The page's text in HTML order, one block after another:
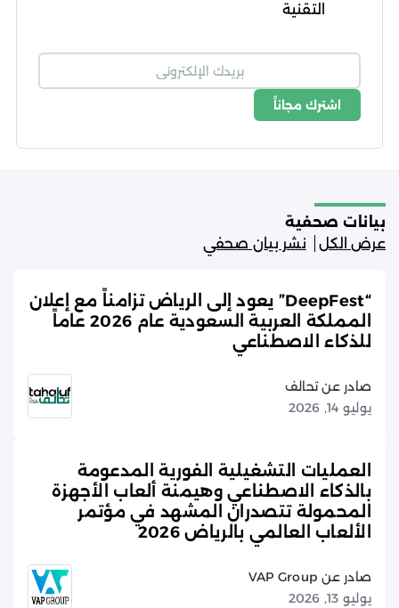
التقنية
اشترك مجاناً
بيانات صحفية
عرض الكل
نشر بيان صحفي
“DeepFest” يعود إلى الرياض تزامناً مع إعلان
المملكة العربية السعودية عام 2026 عاماً
للذكاء الاصطناعي
صادر عن تحالف
يوليو 14, 2026
العمليات التشغيلية الفورية المدعومة
بالذكاء الاصطناعي وهيمنة ألعاب الأجهزة
المحمولة تتصدران المشهد في مؤتمر
الألعاب العالمي بالرياض 2026
صادر عن VAP Group
يوليو 13, 2026